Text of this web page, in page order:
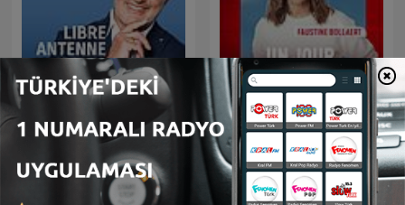
Libre antenne Un jour, une vie